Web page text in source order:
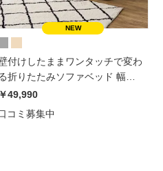
付けしたままワンタッチで変わ
折りたたみソファベッド 幅
148cm
￥49,990
コミ募集中